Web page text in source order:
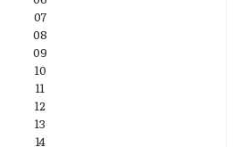
07
08
09
10
11
12
13
14